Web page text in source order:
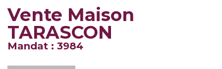
Vente Maison
TARASCON
Mandat : 3984